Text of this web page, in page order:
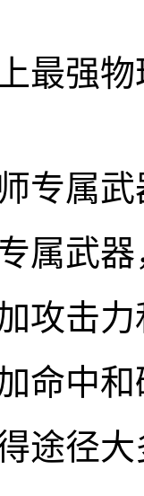
最强
专属
属武
攻击
命中
途径